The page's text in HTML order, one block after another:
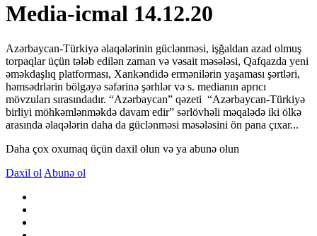
Media-icmal 14.12.20
Azərbaycan-Türkiyə əlaqələrinin güclənməsi, işğaldan azad olmuş
torpaqlar üçün tələb edilən zaman və vəsait məsələsi, Qafqazda yeni
əməkdaşlıq platforması, Xankəndidə ermənilərin yaşaması şərtləri,
həmsədrlərin bölgəyə səfərinə şərhlər və s. medianın aprıcı
mövzuları sırasındadır. “Azərbaycan” qəzeti “Azərbaycan-Türkiyə
birliyi möhkəmlənməkdə davam edir” sərlövhəli məqalədə iki ölkə
arasında əlaqələrin daha da güclənməsi məsələsini ön pana çıxar...
Daha çox oxumaq üçün daxil olun və ya abunə olun
Daxil ol Abunə ol